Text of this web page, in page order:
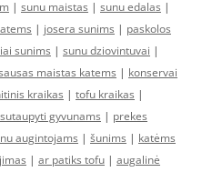
| sunu maistas | sunu edalas |
| josera sunims | paskolos
sunims | sunu dziovintuvai |
maistas katems | konservai
kraikas | tofu kraikas |
gyvunams | prekes
augintojams | šunims | katėms
| ar patiks tofu | augalinė